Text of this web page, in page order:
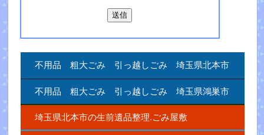
不用品 粗大ごみ 引っ越しごみ 埼玉県北本市
不用品 粗大ごみ 引っ越しごみ 埼玉県鴻巣市
埼玉県北本市の生前遺品整理.ごみ屋敷